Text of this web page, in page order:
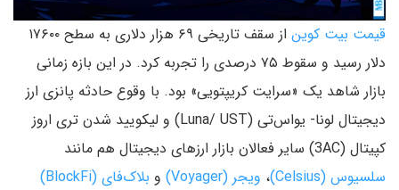
قیمت بیت کوین
از سقف تاریخی ۶۹ هزار دلاری به سطح ۱۷۶۰۰
دلار رسید و سقوط ۷۵ درصدی را تجربه کرد. در این بازه زمانی
بازار شاهد یک «سرایت کریپتویی» بود. با وقوع حادثه پانزی ارز
دیجیتال لونا- یو‌اس‌تی (Luna/ UST) و لیکویید شدن تری اروز
کپیتال (3AC) سایر فعالان بازار ارزهای دیجیتال هم مانند
سلسیوس (Celsius)
، ویجر (Voyager) و بلاک‌فای (BlockFi)